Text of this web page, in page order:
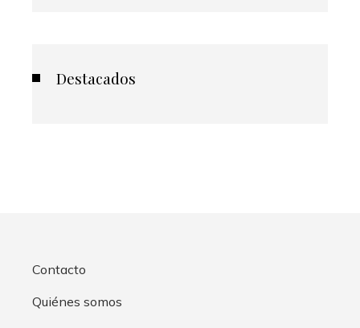
Destacados
Contacto
Quiénes somos